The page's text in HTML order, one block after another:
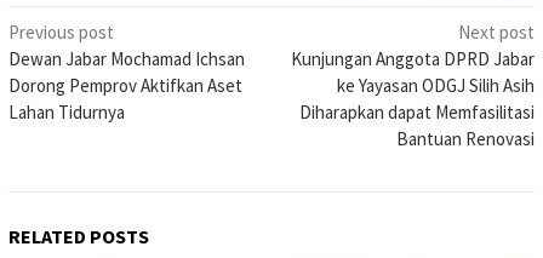
Post
navigation
Previous post
Dewan Jabar Mochamad Ichsan
Dorong Pemprov Aktifkan Aset
Lahan Tidurnya
Next post
Kunjungan Anggota DPRD Jabar
ke Yayasan ODGJ Silih Asih
Diharapkan dapat Memfasilitasi
Bantuan Renovasi
RELATED POSTS